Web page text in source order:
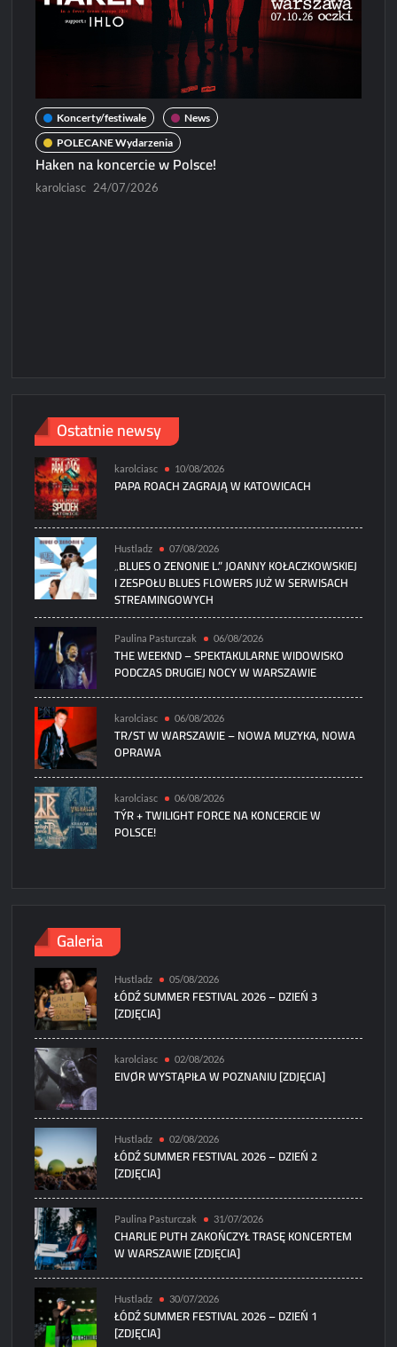
Koncerty/festiwale
News
POLECANE Wydarzenia
Haken na koncercie w Polsce!
karolciasc 24/07/2026
Ostatnie newsy
karolciasc 10/08/2026
PAPA ROACH ZAGRAJĄ W KATOWICACH
Hustladz 07/08/2026
„BLUES O ZENONIE L.” JOANNY KOŁACZKOWSKIEJ
I ZESPOŁU BLUES FLOWERS JUŻ W SERWISACH
STREAMINGOWYCH
Paulina Pasturczak 06/08/2026
THE WEEKND – SPEKTAKULARNE WIDOWISKO
PODCZAS DRUGIEJ NOCY W WARSZAWIE
karolciasc 06/08/2026
TR/ST W WARSZAWIE – NOWA MUZYKA, NOWA
OPRAWA
karolciasc 06/08/2026
TÝR + TWILIGHT FORCE NA KONCERCIE W
POLSCE!
Galeria
Hustladz 05/08/2026
ŁÓDŹ SUMMER FESTIVAL 2026 – DZIEŃ 3
[ZDJĘCIA]
karolciasc 02/08/2026
EIVØR WYSTĄPIŁA W POZNANIU [ZDJĘCIA]
Hustladz 02/08/2026
ŁÓDŹ SUMMER FESTIVAL 2026 – DZIEŃ 2
[ZDJĘCIA]
Paulina Pasturczak 31/07/2026
CHARLIE PUTH ZAKOŃCZYŁ TRASĘ KONCERTEM
W WARSZAWIE [ZDJĘCIA]
Hustladz 30/07/2026
ŁÓDŹ SUMMER FESTIVAL 2026 – DZIEŃ 1
[ZDJĘCIA]